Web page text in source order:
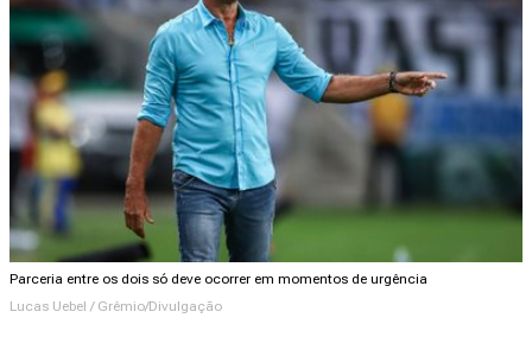
Parceria entre os dois só deve ocorrer em momentos de urgência
Lucas Uebel / Grêmio/Divulgação